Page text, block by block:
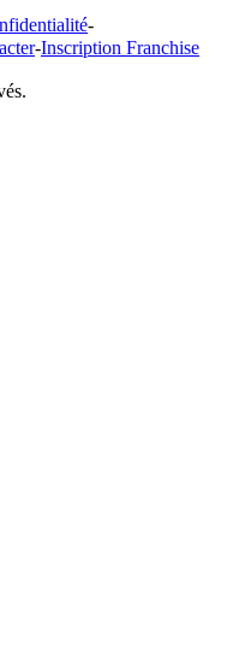
-
-Inscription Franchise